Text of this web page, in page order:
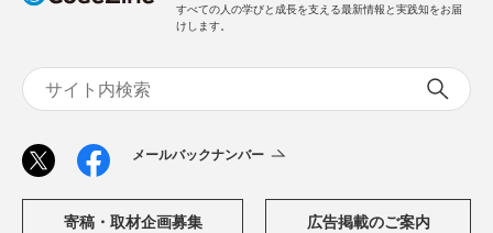
すべての人の学びと成長を支える最新情報と実践知をお届
けします。
メールバックナンバー
寄稿・取材企画募集 広告掲載のご案内